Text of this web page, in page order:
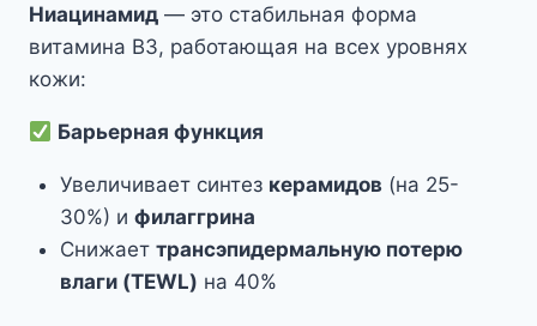
Ниацинамид — это стабильная форма
витамина B3, работающая на всех уровнях
кожи:
Барьерная функция
Увеличивает синтез керамидов(на 25-
30%) и филаггрина
Снижает трансэпидермальную потерю
влаги (TEWL) на 40%